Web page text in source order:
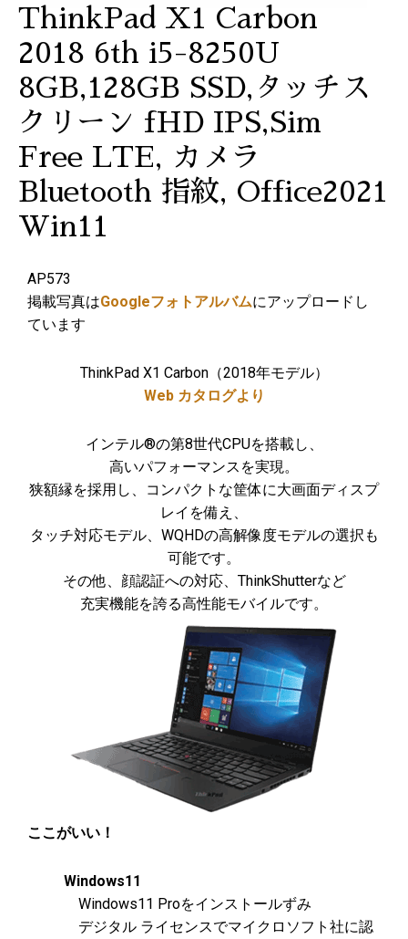
ThinkPad X1 Carbon
2018 6th i5-8250U
8GB,128GB SSD,タッチス
クリーン fHD IPS,Sim
Free LTE, カメラ
Bluetooth 指紋, Office2021
Win11
AP573
掲載写真はGoogleフォトアルバムにアップロードし
ています
ThinkPad X1 Carbon（2018年モデル）
Web カタログより
インテル®の第8世代CPUを搭載し、
高いパフォーマンスを実現。
狭額縁を採用し、コンパクトな筐体に大画面ディスプ
レイを備え、
タッチ対応モデル、WQHDの高解像度モデルの選択も
可能です。
その他、顔認証への対応、ThinkShutterなど
充実機能を誇る高性能モバイルです。
ここがいい！
Windows11
Windows11 Proをインストールずみ
デジタル ライセンスでマイクロソフト社に認